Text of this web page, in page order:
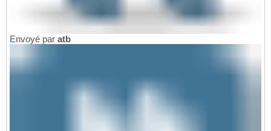
Envoyé par atb